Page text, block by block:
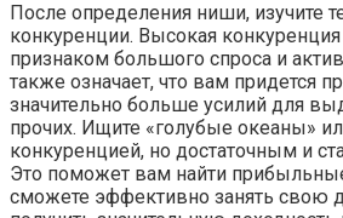
После определения ниши, изучите
конкуренции. Высокая
признаком большого спроса и
также означает, что вам придется
значительно больше усилий для
прочих. Ищите «голубые океаны»
конкуренцией, но достаточным и
Это поможет вам найти
сможете эффективно занять свою